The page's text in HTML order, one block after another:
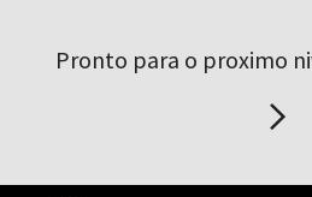
Pronto para o proximo